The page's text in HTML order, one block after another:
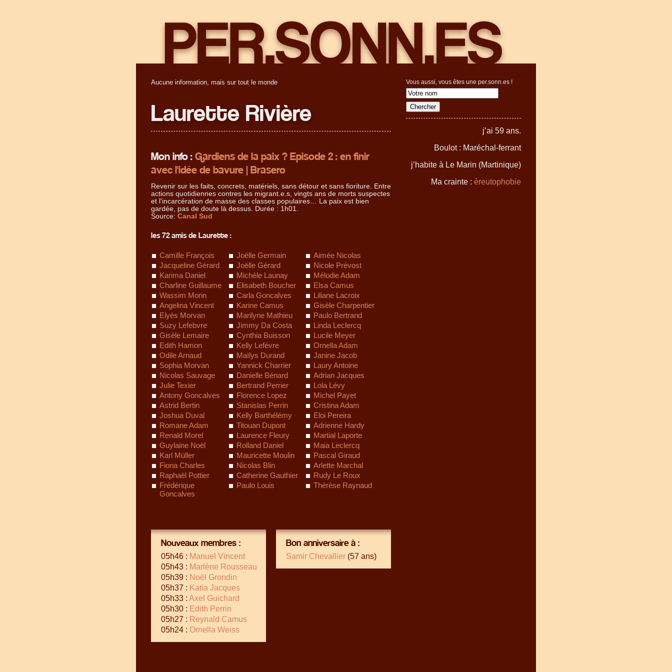
Aucune information, mais sur tout le monde
Laurette Rivière
Vous aussi, vous êtes une per.sonn.es !
j’ai 59 ans.
Boulot : Maréchal-ferrant
j’habite à Le Marin (Martinique)
Ma crainte : éreutophobie
Mon info :Gardiens de la paix ? Episode 2 : en finir
avec l'idée de bavure | Brasero
Revenir sur les faits, concrets, matériels, sans détour et sans fioriture. Entre
actions quotidiennes contres les migrant.e.s, vingts ans de morts suspectes
et l'incarcération de masse des classes populaires… La paix est bien
gardée, pas de doute là dessus. Durée : 1h01.
Source: Canal Sud
les 72 amis de Laurette :
Camille François Joëlle Germain
Aimée Nicolas
Jacqueline Gérard
Joëlle Gérard
Nicole Prévost
Karima Daniel
Michèle Launay
Mélodie Adam
Charline Guillaume
Elisabeth Boucher
Elsa Camus
Wassim Morin
Carla Goncalves
Liliane Lacroix
Angelina Vincent
Karine Camus
Gisèle Charpentier
Elyès Morvan
Marilyne Mathieu
Paulo Bertrand
Suzy Lefebvre
Jimmy Da Costa
Linda Leclercq
Gisèle Lemaire
Cynthia Buisson
Lucile Meyer
Edith Hamon
Kelly Lefèvre
Ornella Adam
Odile Arnaud
Maïlys Durand
Janine Jacob
Sophia Morvan
Yannick Charrier
Laury Antoine
Nicolas Sauvage
Danielle Bénard
Adrian Jacques
Julie Texier
Bertrand Perrier
Lola Lévy
Antony Goncalves
Florence Lopez
Michel Payet
Astrid Bertin
Stanislas Perrin
Cristina Adam
Joshua Duval
Kelly Barthélémy
Eloi Pereira
Romane Adam
Titouan Dupont
Adrienne Hardy
Renald Morel
Laurence Fleury
Martial Laporte
Guylaine Noël
Rolland Daniel
Maia Leclercq
Karl Müller
Mauricette Moulin
Pascal Giraud
Fiona Charles
Nicolas Blin
Arlette Marchal
Raphaël Pottier
Catherine Gauthier
Rudy Le Roux
Frédérique
Goncalves
Paulo Louis Thérèse Raynaud
Nouveaux membres :
05h46 : Manuel Vincent
05h43 : Marlène Rousseau
05h39 : Noël Grondin
05h37 : Katia Jacques
05h33 : Axel Guichard
05h30 : Edith Perrin
05h27 : Reynald Camus
05h24 : Ornella Weiss
Bon anniversaire à :
Samir Chevallier (57 ans)